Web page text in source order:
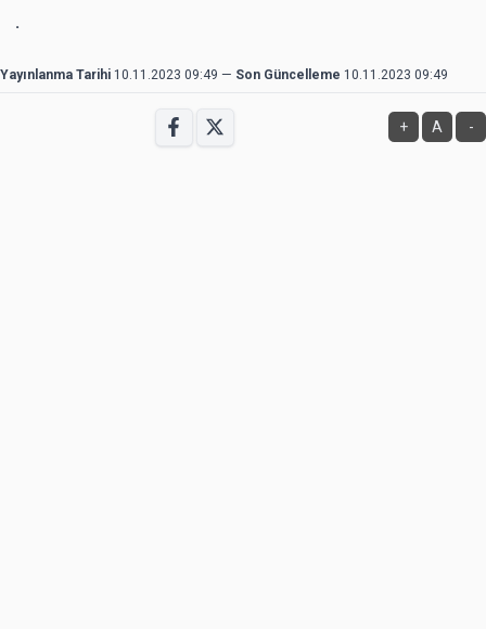
.
Yayınlanma Tarihi 10.11.2023 09:49 — Son Güncelleme 10.11.2023 09:49
+ A -